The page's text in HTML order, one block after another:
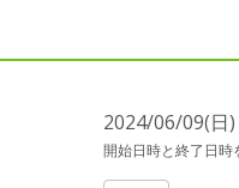
2024/06/09(日)
開始日時と終了日時